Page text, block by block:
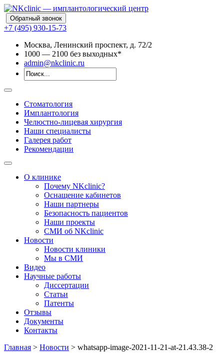
Обратный звонок
+7 (495) 930-15-73
Москва, Ленинский проспект, д. 72/2
1000 — 2100 без выходных*
admin@nkclinic.ru
Стоматология
Имплантология
Челюстно-лицевая хирургия
Наши специалисты
Галерея работ
Рекомендации
О клинике
Почему NKclinic?
Оснащение кабинетов
Наши партнеры
Безопасность пациентов
Наши проекты
СМИ об NKclinic
Новости
Новости клиники
Мы в СМИ
Видео
Научные работы
Диссертации
Статьи
Патенты
Отзывы
Документы
Контакты
Главная > Новости > whatsapp-image-2021-11-21-at-21.43.38-2